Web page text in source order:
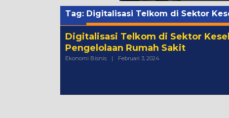
Tag: Digitalisasi Telkom di Sektor
Digitalisasi Telkom di Sektor
Pengelolaan Rumah Sakit
Ekonomi Bisnis | Februari 3, 2024Oleh